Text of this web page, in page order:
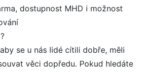
dostupnost MHD i možnost
se u nás lidé cítili dobře, měli
věci dopředu. Pokud hledáte